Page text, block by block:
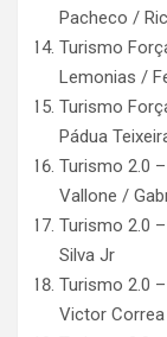
Pacheco /
Turismo
Lemonias /
Turismo
Pádua
Turismo 2.0
Vallone /
Turismo 2.0
Silva Jr
Turismo 2.0
Victor Correa